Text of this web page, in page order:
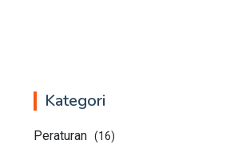
Kategori
Peraturan (16)